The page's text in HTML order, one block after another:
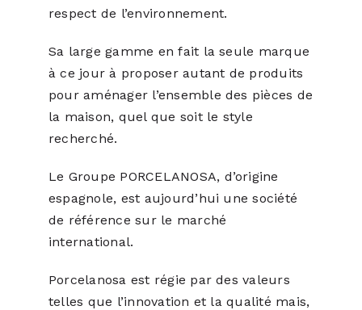
respect de l’environnement.
Sa large gamme en fait la seule marque
à ce jour à proposer autant de produits
pour aménager l’ensemble des pièces de
la maison, quel que soit le style
recherché.
Le Groupe PORCELANOSA, d’origine
espagnole, est aujourd’hui une société
de référence sur le marché
international.
Porcelanosa est régie par des valeurs
telles que l’innovation et la qualité mais,